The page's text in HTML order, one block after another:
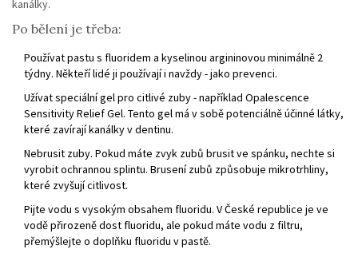
kanálky.
Po bělení je třeba:
Používat pastu s fluoridem a kyselinou argininovou minimálně 2
týdny. Někteří lidé ji používají i navždy - jako prevenci.
Užívat speciální gel pro citlivé zuby - například Opalescence
Sensitivity Relief Gel. Tento gel má v sobě potenciálně účinné látky,
které zavírají kanálky v dentinu.
Nebrusit zuby. Pokud máte zvyk zubů brusit ve spánku, nechte si
vyrobit ochrannou splintu. Brusení zubů způsobuje mikrotrhliny,
které zvyšují citlivost.
Pijte vodu s vysokým obsahem fluoridu. V České republice je ve
vodě přirozeně dost fluoridu, ale pokud máte vodu z filtru,
přemýšlejte o doplňku fluoridu v pastě.